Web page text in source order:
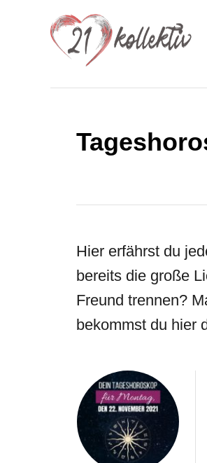
Hier erfährst du
bereits die große
Freund trennen?
bekommst du hier